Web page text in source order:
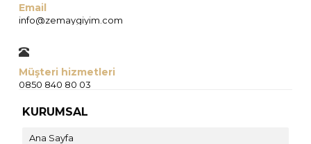
Email
info@zemaygiyim.com
Müşteri hizmetleri
0850 840 80 03
KURUMSAL
Ana Sayfa